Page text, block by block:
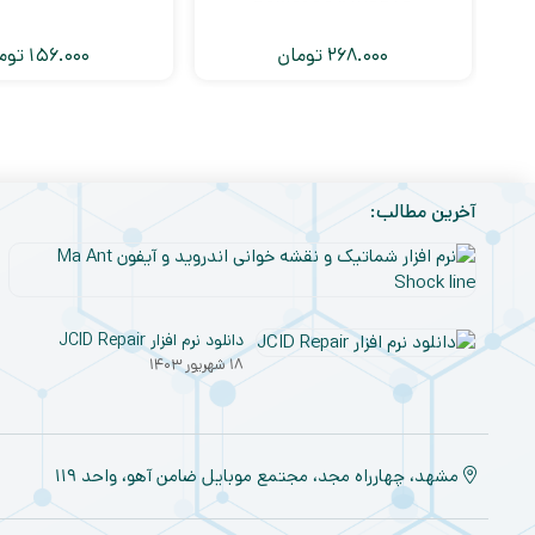
268.000 تومان 156.000
آخرین مطالب:
دانلود نرم افزار JCID Repair
۱۸ شهریور ۱۴۰۳
مشهد، چهارراه مجد، مجتمع موبایل ضامن آهو، واحد ۱۱۹